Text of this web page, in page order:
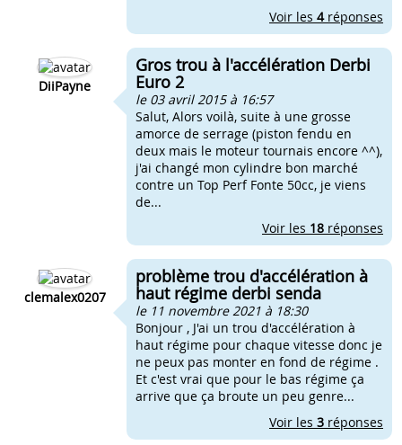
Voir les 4réponses
DiiPayne
Gros trou à l'accélération Derbi
Euro 2
le 03 avril 2015 à 16:57
Salut, Alors voilà, suite à une grosse
amorce de serrage (piston fendu en
deux mais le moteur tournais encore ^^),
j'ai changé mon cylindre bon marché
contre un Top Perf Fonte 50cc, je viens
de...
Voir les 18 réponses
clemalex0207
problème trou d'accélération à
haut régime derbi senda
le 11 novembre 2021 à 18:30
Bonjour , J'ai un trou d'accélération à
haut régime pour chaque vitesse donc je
ne peux pas monter en fond de régime .
Et c'est vrai que pour le bas régime ça
arrive que ça broute un peu genre...
Voir les 3 réponses